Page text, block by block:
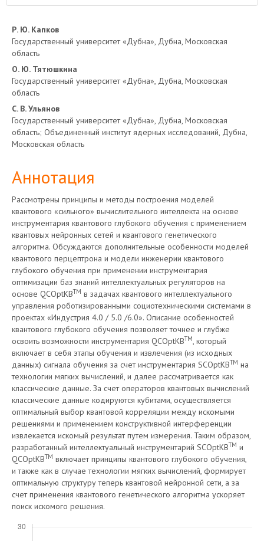
Основное
содержимое
статьи
Р. Ю. Капков
Государственный университет «Дубна», Дубна, Московская
область
О. Ю. Тятюшкина
Государственный университет «Дубна», Дубна, Московская
область
С. В. Ульянов
Государственный университет «Дубна», Дубна, Московская
область; Объединенный институт ядерных исследований, Дубна,
Московская область
Аннотация
Рассмотрены принципы и методы построения моделей
квантового «сильного» вычислительного интеллекта на основе
инструментария квантового глубокого обучения с применением
квантовых нейронных сетей и квантового генетического
алгоритма. Обсуждаются дополнительные особенности моделей
квантового перцептрона и модели инженерии квантового
глубокого обучения при применении инструментария
оптимизации баз знаний интеллектуальных регуляторов на
основе QCOptKBTM в задачах квантового интеллектуального
управления роботизированными социотехническими системами в
проектах «Индустрия 4.0 / 5.0 /6.0». Описание особенностей
квантового глубокого обучения позволяет точнее и глубже
освоить возможности инструментария QCOptKBTM, который
включает в себя этапы обучения и извлечения (из исходных
данных) сигнала обучения за счет инструментария SCOptKBTM на
технологии мягких вычислений, и далее рассматривается как
классические данные. За счет операторов квантовых вычислений
классические данные кодируются кубитами, осуществляется
оптимальный выбор квантовой корреляции между искомыми
решениями и применением конструктивной интерференции
извлекается искомый результат путем измерения. Таким образом,
разработанный интеллектуальный инструментарий SCOptKBTM и
QCOptKBTM включает принципы квантового глубокого обучения,
и также как в случае технологии мягких вычислений, формирует
оптимальную структуру теперь квантовой нейронной сети, а за
счет применения квантового генетического алгоритма ускоряет
поиск искомого решения.